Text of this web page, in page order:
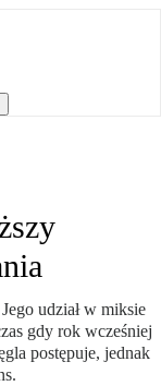
udział w miksie
gdy rok wcześniej
postępuje, jednak